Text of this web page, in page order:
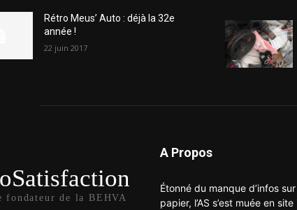
Rétro Meus’ Auto : déjà la 32e
année !
22 juin 2017
fondateur de la BEHVA
A Propos
Étonné du manque d’infos
papier, l’AS s’est muée en